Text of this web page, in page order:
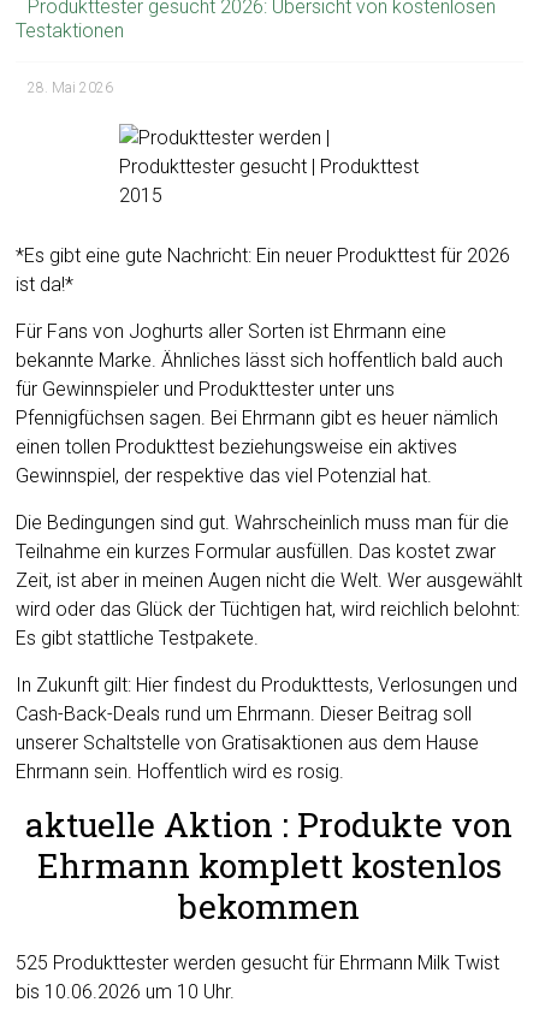
Produkttester gesucht 2026: Übersicht von kostenlosen
Testaktionen
28. Mai 2026
*Es gibt eine gute Nachricht: Ein neuer Produkttest für 2026
ist da!*
Für Fans von Joghurts aller Sorten ist Ehrmann eine
bekannte Marke. Ähnliches lässt sich hoffentlich bald auch
für Gewinnspieler und Produkttester unter uns
Pfennigfüchsen sagen. Bei Ehrmann gibt es heuer nämlich
einen tollen Produkttest beziehungsweise ein aktives
Gewinnspiel, der respektive das viel Potenzial hat.
Die Bedingungen sind gut. Wahrscheinlich muss man für die
Teilnahme ein kurzes Formular ausfüllen. Das kostet zwar
Zeit, ist aber in meinen Augen nicht die Welt. Wer ausgewählt
wird oder das Glück der Tüchtigen hat, wird reichlich belohnt:
Es gibt stattliche Testpakete.
In Zukunft gilt: Hier findest du Produkttests, Verlosungen und
Cash-Back-Deals rund um Ehrmann. Dieser Beitrag soll
unserer Schaltstelle von Gratisaktionen aus dem Hause
Ehrmann sein. Hoffentlich wird es rosig.
aktuelle Aktion : Produkte von
Ehrmann komplett kostenlos
bekommen
525 Produkttester werden gesucht für Ehrmann Milk Twist
bis 10.06.2026 um 10 Uhr.